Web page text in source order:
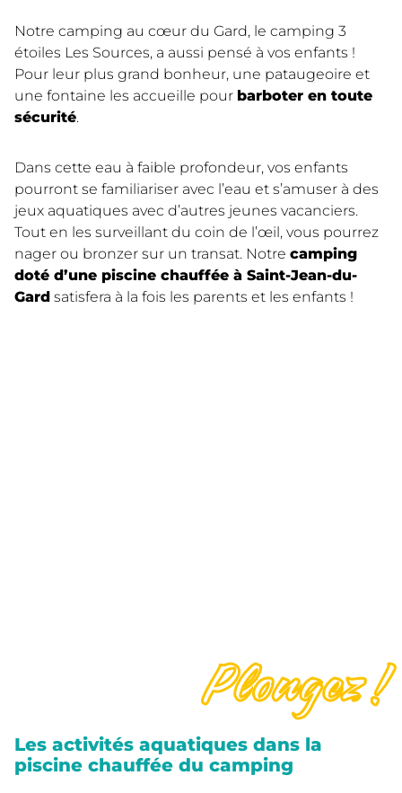
Notre camping au cœur du Gard, le camping 3
étoiles Les Sources, a aussi pensé à vos enfants !
Pour leur plus grand bonheur, une pataugeoire et
une fontaine les accueille pour barboter en toute
sécurité.
Dans cette eau à faible profondeur, vos enfants
pourront se familiariser avec l’eau et s’amuser à des
jeux aquatiques avec d’autres jeunes vacanciers.
Tout en les surveillant du coin de l’œil, vous pourrez
nager ou bronzer sur un transat. Notre camping
doté d’une piscine chauffée à Saint-Jean-du-
Gard satisfera à la fois les parents et les enfants !
Plongez !
Les activités aquatiques dans la
piscine chauffée du camping